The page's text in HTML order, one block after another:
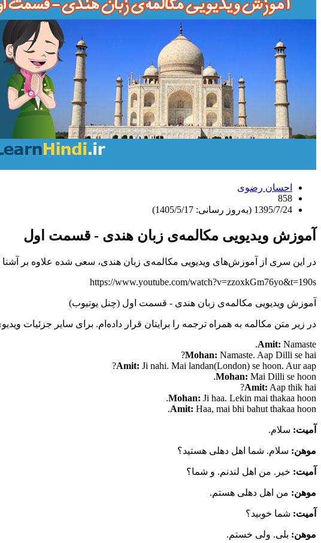
احسان رضوی
858
1395/7/24 (به‌روز رسانی: 1405/5/17)
آموزش ویدیویی مکالمه‌ی زبان هندی - قسمت اول
در این سری از آموزش‌‌های ویدیویی مکالمه‌ی زبان هندی، سعی شده علاوه بر
https://www.youtube.com/watch?v=zzoxkGm76yo&t=190s
آموزش ویدیویی مکالمه‌ی زبان هندی - قسمت اول (چنل یوتیوب)
در زیر متن مکالمه به همراه ترجمه را برایتان قرار داده‌ام. برای سایر جزئیات
Amit: Namaste.
Mohan: Namaste. Aap Dilli se hai?
Amit: Ji nahi. Mai landan(London) se hoon. Aur aap?
Mohan: Mai Dilli se hoon.
Amit: Aap thik hai?
Mohan: Ji haa. Lekin mai thakaa hoon.
Amit: Haa, mai bhi bahut thakaa hoon.
آمیت: سلام.
موهن: سلام. شما اهل دهلی هستید؟
آمیت: خیر. من اهل لندنم. و شما؟
موهن: من اهل دهلی هستم.
آمیت: شما خوبید؟
موهن: بلی. ولی خستم.